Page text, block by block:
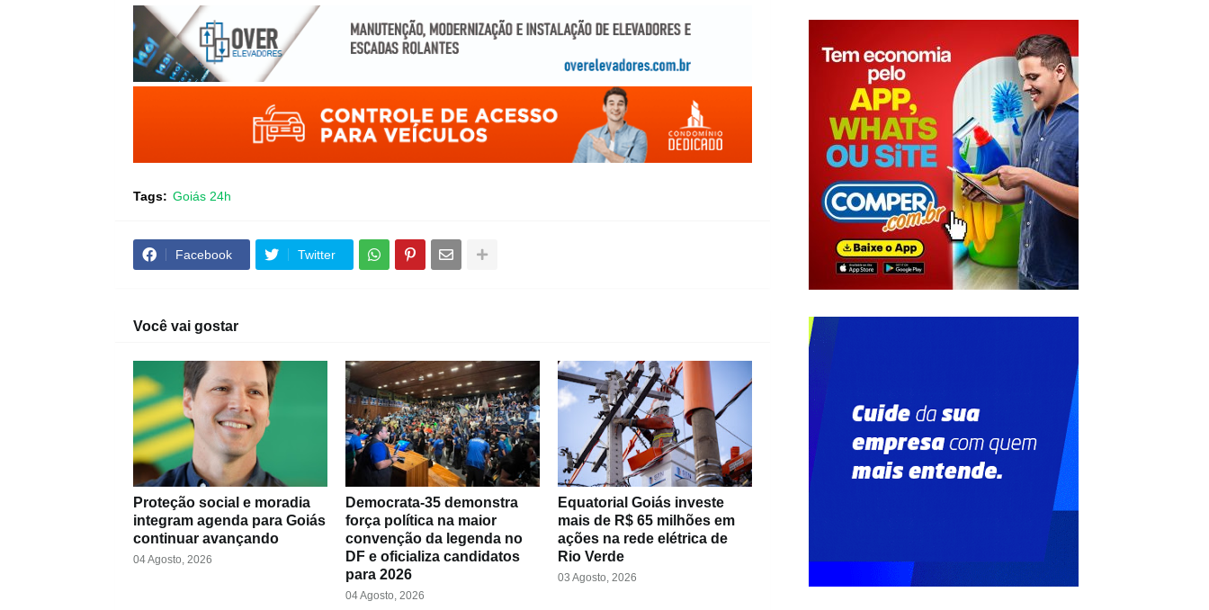
Tags: Goiás 24h
Facebook Twitter
Você vai gostar
Proteção social e moradia
integram agenda para Goiás
continuar avançando
04 Agosto, 2026
Democrata-35 demonstra
força política na maior
convenção da legenda no
DF e oficializa candidatos
para 2026
04 Agosto, 2026
Equatorial Goiás investe
mais de R$ 65 milhões em
ações na rede elétrica de
Rio Verde
03 Agosto, 2026